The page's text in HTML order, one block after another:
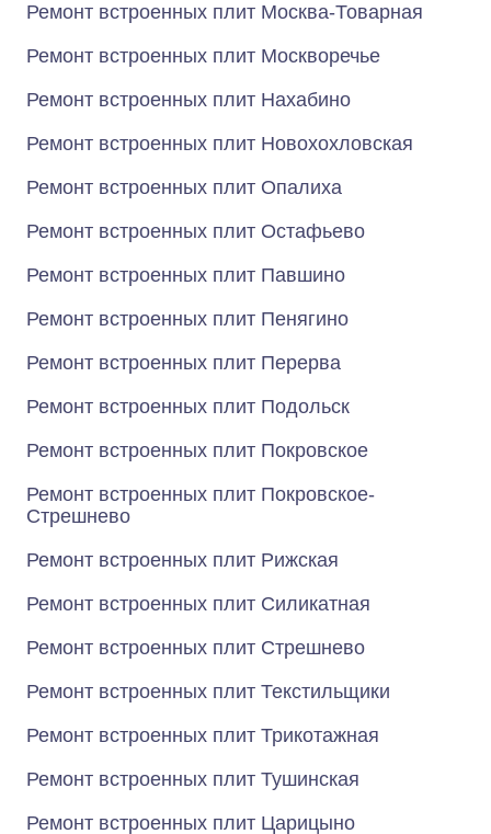
Ремонт встроенных плит Москва-Товарная
Ремонт встроенных плит Москворечье
Ремонт встроенных плит Нахабино
Ремонт встроенных плит Новохохловская
Ремонт встроенных плит Опалиха
Ремонт встроенных плит Остафьево
Ремонт встроенных плит Павшино
Ремонт встроенных плит Пенягино
Ремонт встроенных плит Перерва
Ремонт встроенных плит Подольск
Ремонт встроенных плит Покровское
Ремонт встроенных плит Покровское-
Стрешнево
Ремонт встроенных плит Рижская
Ремонт встроенных плит Силикатная
Ремонт встроенных плит Стрешнево
Ремонт встроенных плит Текстильщики
Ремонт встроенных плит Трикотажная
Ремонт встроенных плит Тушинская
Ремонт встроенных плит Царицыно